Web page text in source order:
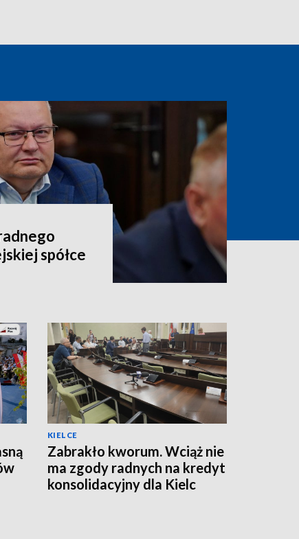
spółce
KIELCE
Zabrakło kworum. Wciąż nie
ma zgody radnych na kredyt
konsolidacyjny dla Kielc